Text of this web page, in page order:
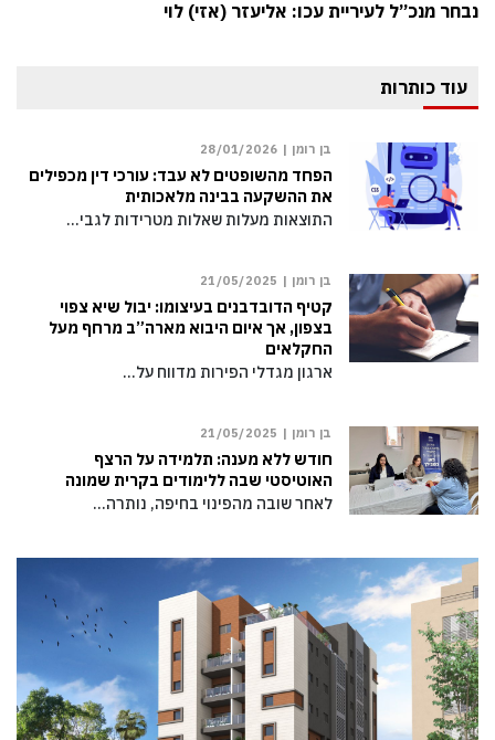
נבחר מנכ”ל לעיריית עכו: אליעזר (אזי) לוי
עוד כותרות
בן רומן | 28/01/2026
הפחד מהשופטים לא עבד: עורכי דין מכפילים
את ההשקעה בבינה מלאכותית
התוצאות מעלות שאלות מטרידות לגבי…
בן רומן | 21/05/2025
קטיף הדובדבנים בעיצומו: יבול שיא צפוי
בצפון, אך איום היבוא מארה”ב מרחף מעל
החקלאים
ארגון מגדלי הפירות מדווח על…
בן רומן | 21/05/2025
חודש ללא מענה: תלמידה על הרצף
האוטיסטי שבה ללימודים בקרית שמונה
לאחר שובה מהפינוי בחיפה, נותרה…